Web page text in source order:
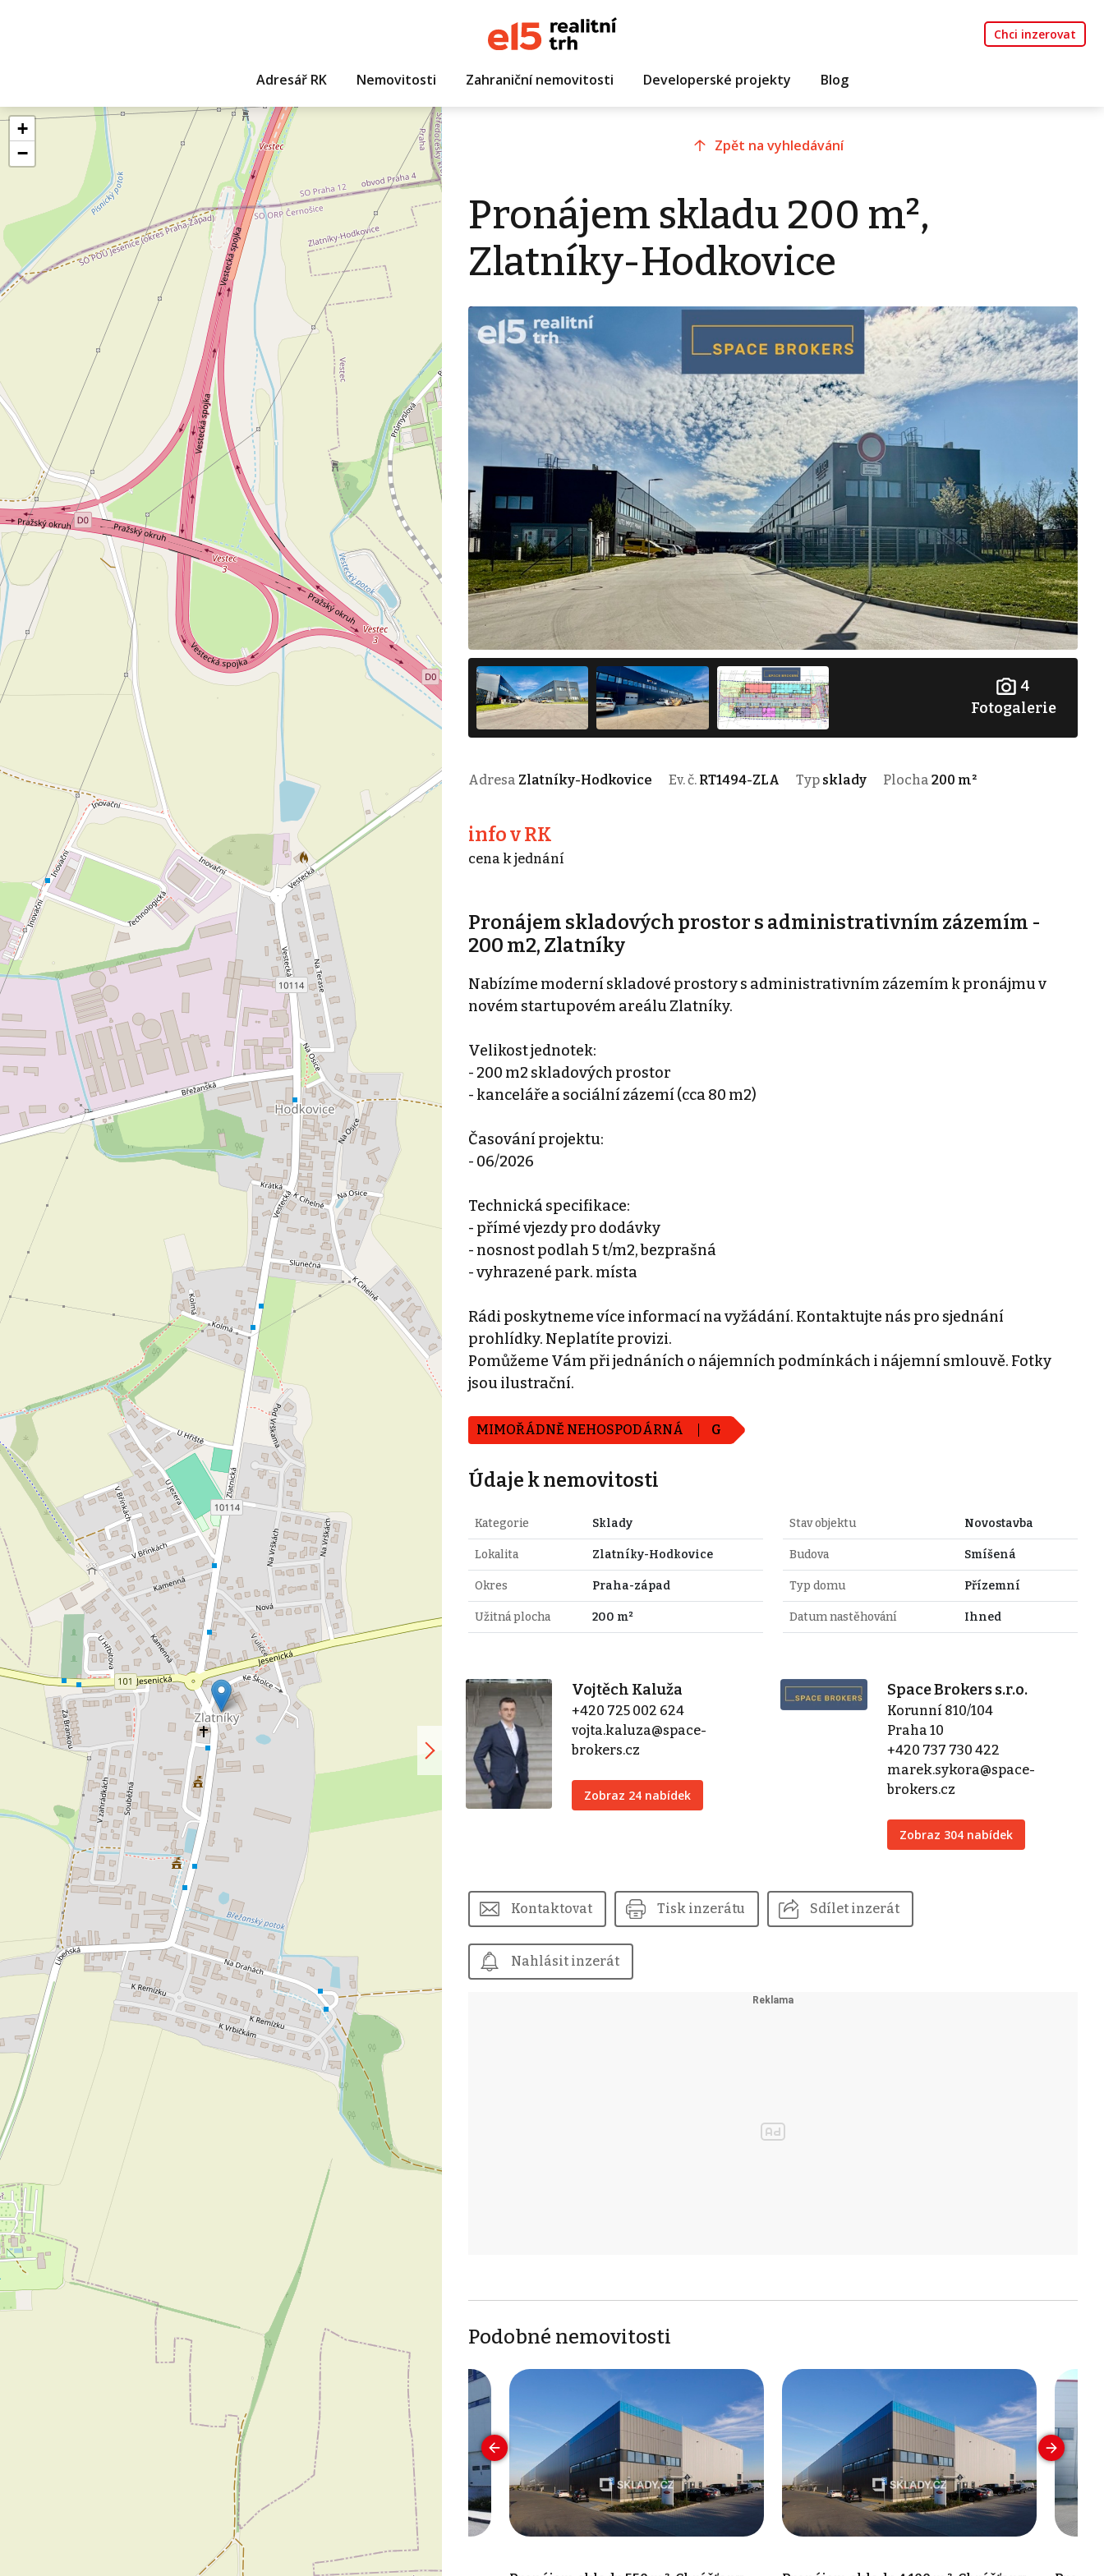
Chci inzerovat
Adresář RK Nemovitosti Zahraniční nemovitosti Developerské projekty Blog
+
−
Zpět na vyhledávání
Pronájem skladu 200 m²,
Zlatníky-Hodkovice
4
Fotogalerie
Adresa Zlatníky-Hodkovice Ev. č. RT1494-ZLA Typ sklady Plocha 200 m²
info v RK
cena k jednání
Pronájem skladových prostor s administrativním zázemím -
200 m2, Zlatníky
Nabízíme moderní skladové prostory s administrativním zázemím k pronájmu v
novém startupovém areálu Zlatníky.
Velikost jednotek:
- 200 m2 skladových prostor
- kanceláře a sociální zázemí (cca 80 m2)
Časování projektu:
- 06/2026
Technická specifikace:
- přímé vjezdy pro dodávky
- nosnost podlah 5 t/m2, bezprašná
- vyhrazené park. místa
Rádi poskytneme více informací na vyžádání. Kontaktujte nás pro sjednání
prohlídky. Neplatíte provizi.
Pomůžeme Vám při jednáních o nájemních podmínkách i nájemní smlouvě. Fotky
jsou ilustrační.
MIMOŘÁDNĚ NEHOSPODÁRNÁ G
Údaje k nemovitosti
Kategorie Sklady
Lokalita Zlatníky-Hodkovice
Okres Praha-západ
Užitná plocha 200 m²
Stav objektu Novostavba
Budova Smíšená
Typ domu Přízemní
Datum nastěhování Ihned
Vojtěch Kaluža
+420 725 002 624
vojta.kaluza@space-
brokers.cz
Zobraz 24 nabídek
Space Brokers s.r.o.
Korunní 810/104
Praha 10
+420 737 730 422
marek.sykora@space-
brokers.cz
Zobraz 304 nabídek
Kontaktovat Tisk inzerátu Sdílet inzerát
Nahlásit inzerát
Podobné nemovitosti